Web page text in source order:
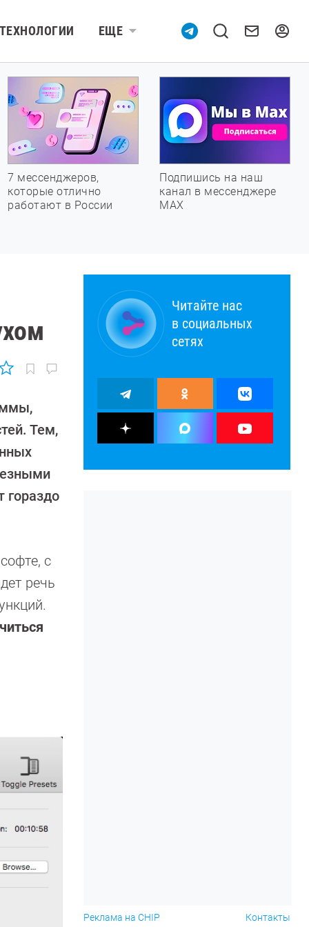
ТЕХНОЛОГИИ ЕЩЕ
7 мессенджеров,
которые отлично
работают в России
Подпишись на наш
канал в мессенджере
МАХ
Тем,
гораздо
с
речь
Читайте нас
в социальных
сетях
Реклама на CHIP Контакты